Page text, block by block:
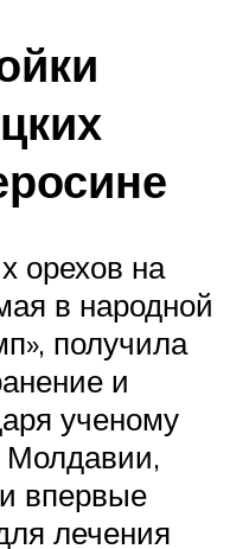
орехов на
в народной
получила
и
ученому
Молдавии,
впервые
лечения